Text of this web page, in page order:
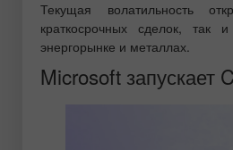
Текущая волатильность
краткосрочных сделок, так
энергорынке и металлах.
Microsoft запускает